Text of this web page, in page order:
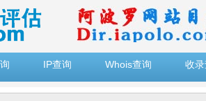
IP查询 Whois查询 收